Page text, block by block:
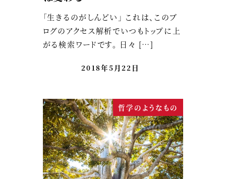
「生きるのがしんどい」 これは、このブ
ログのアクセス解析でいつもトップに上
がる検索ワードです。 日々 […]
2018年5月22日
哲学のようなもの